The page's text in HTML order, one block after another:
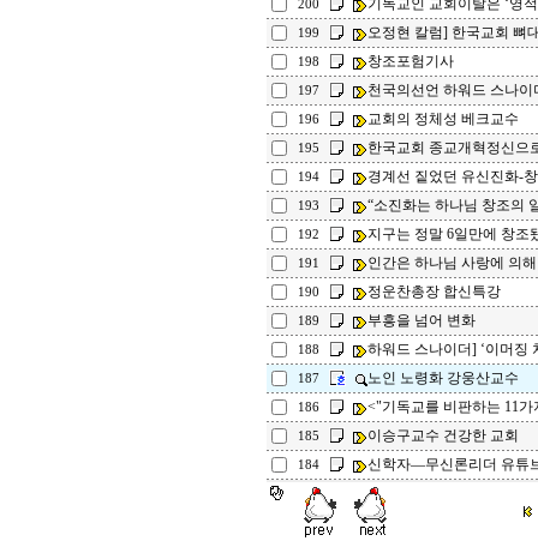
200 기독교인 교회이탈은 ‘영
199 오정현 칼럼] 한국교회 뼈
198 창조포험기사
197 천국의선언 하워드 스나이
196 교회의 정체성 베크교수
195 한국교회 종교개혁정신으
194 경계선 짙었던 유신진화-
193 “소진화는 하나님 창조의
192 지구는 정말 6일만에 창조
191 인간은 하나님 사랑에 의
190 정운찬총장 합신특강
189 부흥을 넘어 변화
188 하워드 스나이더] ‘이머징
187 노인 노령화 강웅산교수
186 <"기독교를 비판하는 11가
185 이승구교수 건강한 교회
184 신학자―무신론리더 유튜